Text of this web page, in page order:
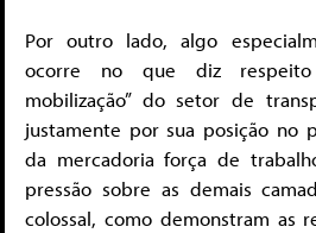
Por outro lado, algo
ocorre no que diz respeito
mobilização” do setor de
justamente por sua posição no
da mercadoria força de
pressão sobre as demais
colossal, como demonstram as